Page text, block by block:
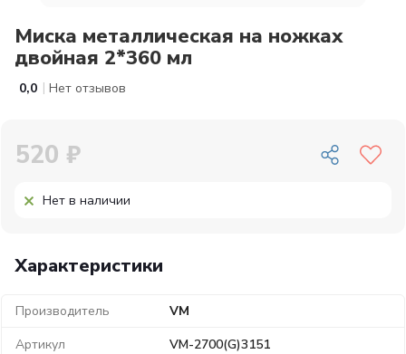
Миска металлическая на ножках
двойная 2*360 мл
0,0 | Нет отзывов
Характеристики
Производитель
VM
Артикул
VM-2700(G)3151
520 ₽
Нет в наличии